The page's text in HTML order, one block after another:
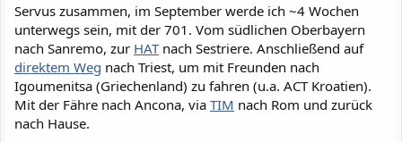
Servus zusammen, im September werde ich ~4 Wochen
unterwegs sein, mit der 701. Vom südlichen Oberbayern
nach Sanremo, zur HATnach Sestriere. Anschließend auf
direktem Weg nach Triest, um mit Freunden nach
Igoumenitsa (Griechenland) zu fahren (u.a. ACT Kroatien).
Mit der Fähre nach Ancona, via TIM nach Rom und zurück
nach Hause.